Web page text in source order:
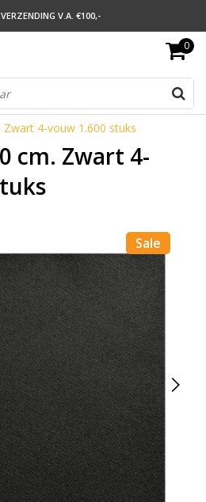
V.A. €100,-
BINNEN 2 WERKDAGEN
BETALEN VIA AFTERPAY
0
Zwart 4-vouw 1.600 stuks
cm. Zwart 4-
Sale